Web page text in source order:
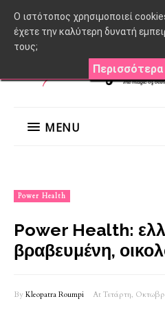
MENU
Power Health
Power Health:
βραβευμένη,
By Kleopatra Roumpi At Τετάρτη,
O ιστότοπος χρησιμοποιεί
έχετε την καλύτερη δυνατή
τους;
Περισσότερα